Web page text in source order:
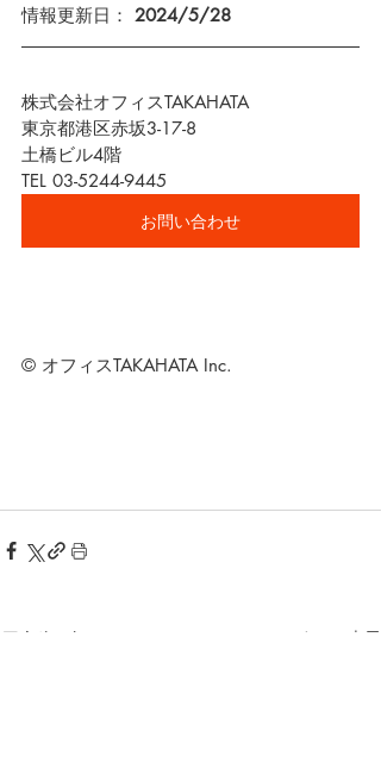
情報更新日： 2024/5/28
株式会社オフィスTAKAHATA
東京都港区赤坂3-17-8
土橋ビル4階
TEL 03-5244-9445
お問い合わせ
© オフィスTAKAHATA Inc.
最新記事 すべて表示